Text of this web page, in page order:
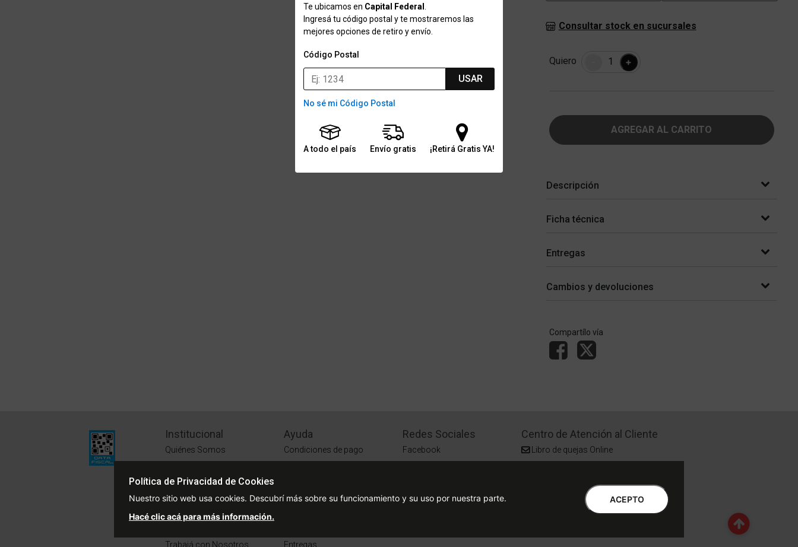
Te ubicamos en Capital Federal
Ingresá tu código postal y te mostraremos las
mejores opciones de retiro y envío.
Código Postal
USAR
No sé mi Código Postal
A todo el país Envío gratis ¡Retirá Gratis YA!
Consultar stock en sucursales
Quiero Cantidad +
AGREGAR AL CARRITO
Descripción
Ficha técnica
Entregas
Cambios y devoluciones
Compartílo vía
Institucional
Quiénes Somos
Términos y Condiciones
Trabajá con Nosotros
Ayuda
Condiciones de pago
Entregas
Redes Sociales
Facebook
Centro de Atención al Cliente
Libro de quejas Online
0810-888-3398 | Lu a Vi 9 a 18 | Sa 9 a 17
Política de Privacidad de Cookies
Nuestro sitio web usa cookies. Descubrí más sobre su funcionamiento y su uso por nuestra parte.
Hacé clic acá para más información.
ACEPTO